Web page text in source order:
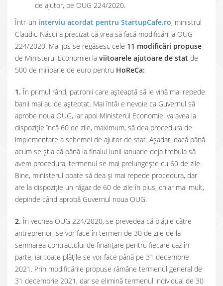
de ajutor, pe OUG 224/2020.
Într-un interviu acordat pentru StartupCafe.ro, ministrul
Claudiu Năsui a precizat că vrea să facă modificări la OUG
224/2020. Mai jos se regăsesc cele 11 modificări propuse
de Ministerul Economiei la viitoarele ajutoare de stat de
500 de milioane de euro pentru HoReCa:
1. În primul rând, patronii care așteaptă să le vină mai repede
banii mai au de așteptat. Mai întâi e nevoie ca Guvernul să
aprobe noua OUG, iar apoi Ministerul Economiei va avea la
dispoziție încă 60 de zile, maximum, să dea procedura de
implementare a schemei de ajutor de stat. Așadar, dacă până
acum se știa că până la finalul lunii ianuarie deja trebuia să
avem procedura, termenul se mai prelungește cu 60 de zile.
Bine, ministerul poate să dea și mai repede procedura, dar
are la dispoziție un răgaz de 60 de zile în plus, chiar mai mult,
depinde când aprobă Guvernul noua OUG.
2. În vechea OUG 224/2020, se prevedea că plățile către
antreprenori se vor face în termen de 30 de zile de la
semnarea contractului de finanțare pentru fiecare caz în
parte, iar toate plățile se vor face până pe 31 decembrie
2021. Prin modificările propuse rămâne termenul general de
31 decembrie 2021, dar se elimină termenul individual de 30